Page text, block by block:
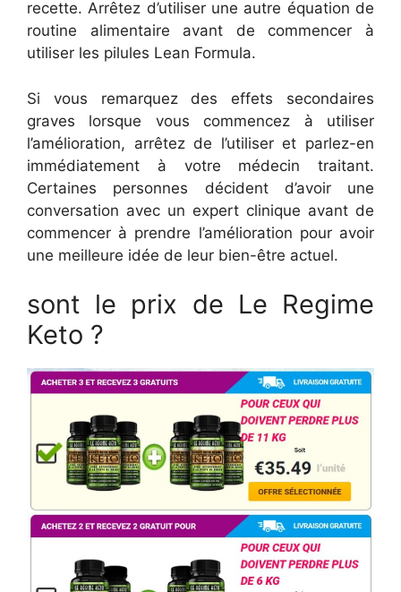
recette. Arrêtez d’utiliser une autre équation de
routine alimentaire avant de commencer à
utiliser les pilules Lean Formula.
Si vous remarquez des effets secondaires
graves lorsque vous commencez à utiliser
l’amélioration, arrêtez de l’utiliser et parlez-en
immédiatement à votre médecin traitant.
Certaines personnes décident d’avoir une
conversation avec un expert clinique avant de
commencer à prendre l’amélioration pour avoir
une meilleure idée de leur bien-être actuel.
sont le prix de Le Regime
Keto ?